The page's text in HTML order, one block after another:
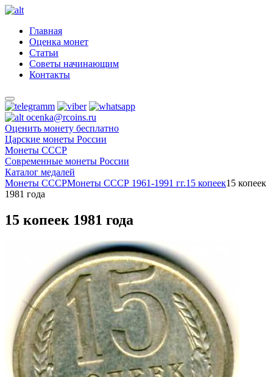
Главная
Оценка монет
Статьи
Советы начинающим
Контакты
ocenka@rcoins.ru
Оценить монету бесплатно
Царские монеты России
Монеты СССР
Современные монеты России
Каталог медалей
Монеты СССРМонеты СССР 1961-1991 гг.15 копеек15 копеек
1981 года
15 копеек 1981 года